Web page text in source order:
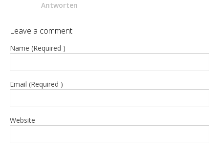
Antworten
Leave a comment
Name (Required )
Email (Required )
Website